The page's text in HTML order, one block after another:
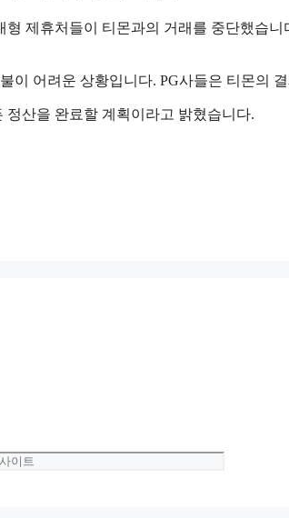
제휴처들이 티몬과의 거래를 중단했습니
어려운 상황입니다. PG사들은 티몬의
산을 완료할 계획이라고 밝혔습니다.